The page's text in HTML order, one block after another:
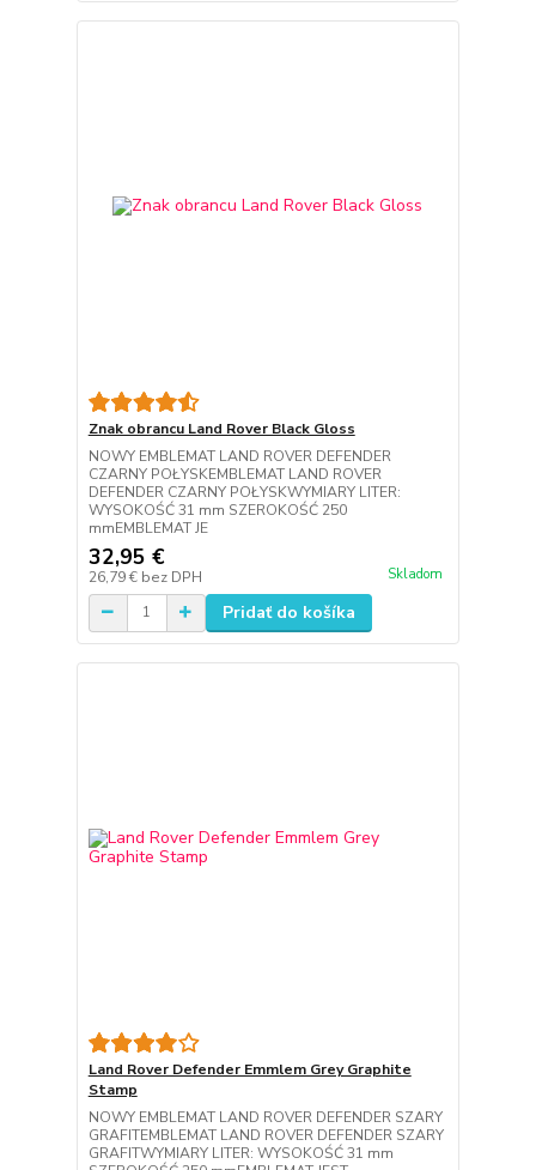
Znak obrancu Land Rover Black Gloss
NOWY EMBLEMAT LAND ROVER DEFENDER
CZARNY POŁYSKEMBLEMAT LAND ROVER
DEFENDER CZARNY POŁYSKWYMIARY LITER:
WYSOKOŚĆ 31 mm SZEROKOŚĆ 250
mmEMBLEMAT JE
32,95 €
26,79 € bez DPH Skladom
Pridať do košíka
Land Rover Defender Emmlem Grey Graphite
Stamp
NOWY EMBLEMAT LAND ROVER DEFENDER SZARY
GRAFITEMBLEMAT LAND ROVER DEFENDER SZARY
GRAFITWYMIARY LITER: WYSOKOŚĆ 31 mm